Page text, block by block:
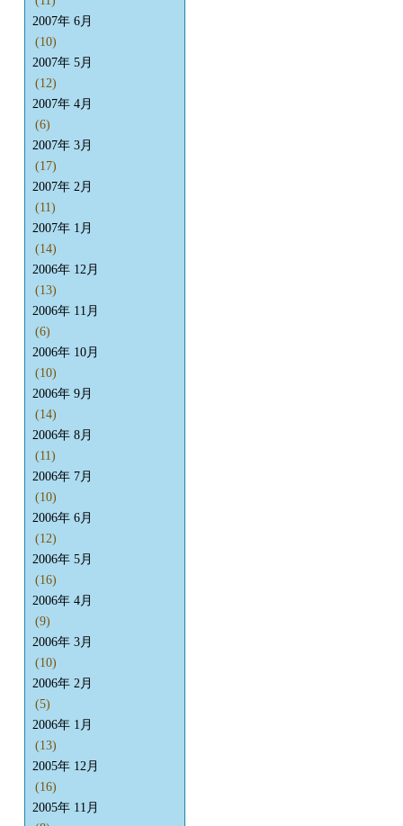
2007年 6月
(10)
2007年 5月
(12)
2007年 4月
(6)
2007年 3月
(17)
2007年 2月
(11)
2007年 1月
(14)
2006年 12月
(13)
2006年 11月
(6)
2006年 10月
(10)
2006年 9月
(14)
2006年 8月
(11)
2006年 7月
(10)
2006年 6月
(12)
2006年 5月
(16)
2006年 4月
(9)
2006年 3月
(10)
2006年 2月
(5)
2006年 1月
(13)
2005年 12月
(16)
2005年 11月